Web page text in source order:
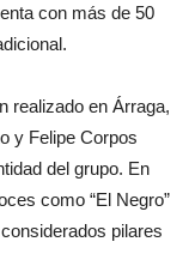
con más de 50
realizado en Árraga,
y Felipe Corpos
del grupo. En
como “El Negro”
pilares